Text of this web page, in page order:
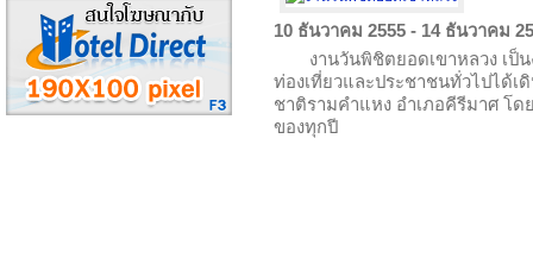
10 ธันวาคม 2555 - 14 ธันวาคม
งานวันพิชิตยอดเขาหลวง เป็
ท่องเที่ยวและประชาชนทั่วไปได้เ
ชาติรามคำแหง อำเภอคีรีมาศ โ
ของทุกปี